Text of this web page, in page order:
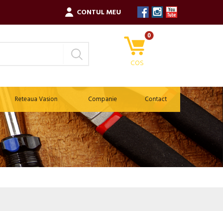
CONTUL MEU
0
COS
Reteaua Vasion Companie Contact